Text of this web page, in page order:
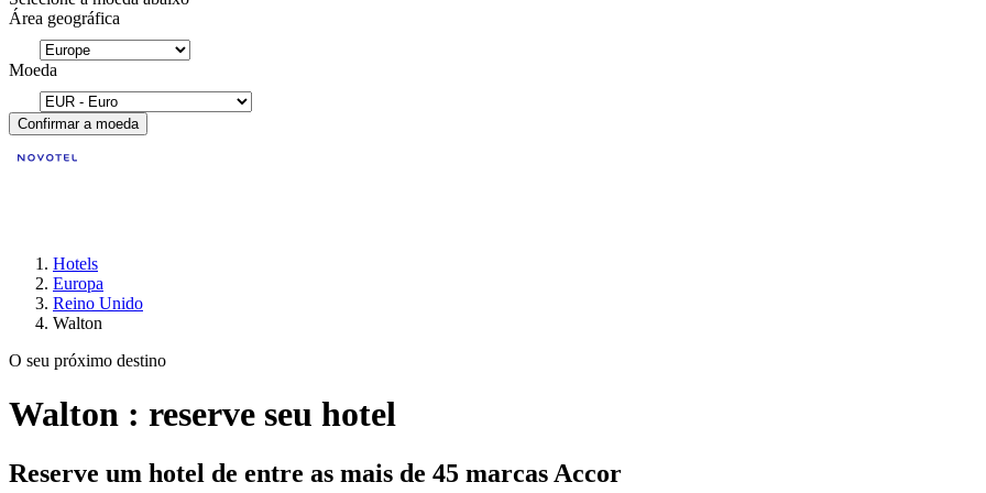
Área geográfica
Moeda
Confirmar a moeda
Hotels
Europa
Reino Unido
Walton
O seu próximo destino
Walton : reserve seu hotel
Reserve um hotel de entre as mais de 45 marcas Accor